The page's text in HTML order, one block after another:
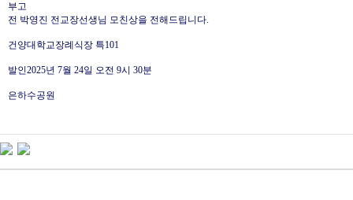
부고
전 박영진 전교장선생님 모친상을 전해드립니다.
건양대학교장례식장 특101
발인2025년 7월 24일 오전 9시 30분
은하수공원